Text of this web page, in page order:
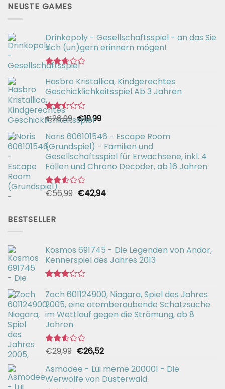
NEUSTE GAMES
Drinkopoly - Gesellschaftsspiel - an das Sie
sich (un)gern erinnern mögen!
Bewertet
mit
2.67
von 5
Hasbro Kristallica, Kindgerechtes
Geschicklichkeitsspiel Ab 3 Jahren
Bewertet
mit
2.49
von 5
€26,99 Ursprünglicher
Preis
war:
€26,99
€19,99Aktueller
ist:
€19,99.
Noris 606101546 - Escape Room
(Grundspiel) - Familien und
Gesellschaftsspiel für Erwachsene, inkl. 4
Fällen und Chrono Decoder, ab 16 Jahren
Bewertet
von 5
€56,99 Ursprünglicher
€42,94Aktueller
BESTSELLER
Kosmos 691745 - Die Legenden von Andor,
Kennerspiel des Jahres 2013
mit
2.77
von 5
Zoch 601124900, Niagara, Spiel des Jahres
2005, eine atemberaubende Schatzsuche
im Wettlauf gegen die Strömung, ab 8
Jahren
Bewertet
2.54
von 5
€29,99 Ursprünglicher
war:
€29,99
€26,52Aktueller
ist:
€26,52.
Asmodee - Lui meme 200001 - Die
Werwölfe von Düsterwald